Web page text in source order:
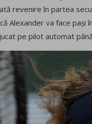
revenire în partea
Alexander va face pași
pe pilot automat